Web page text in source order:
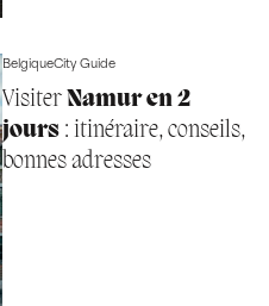
BelgiqueCity Guide
Visiter Namur en 2
jours: itinéraire, conseils,
bonnes adresses